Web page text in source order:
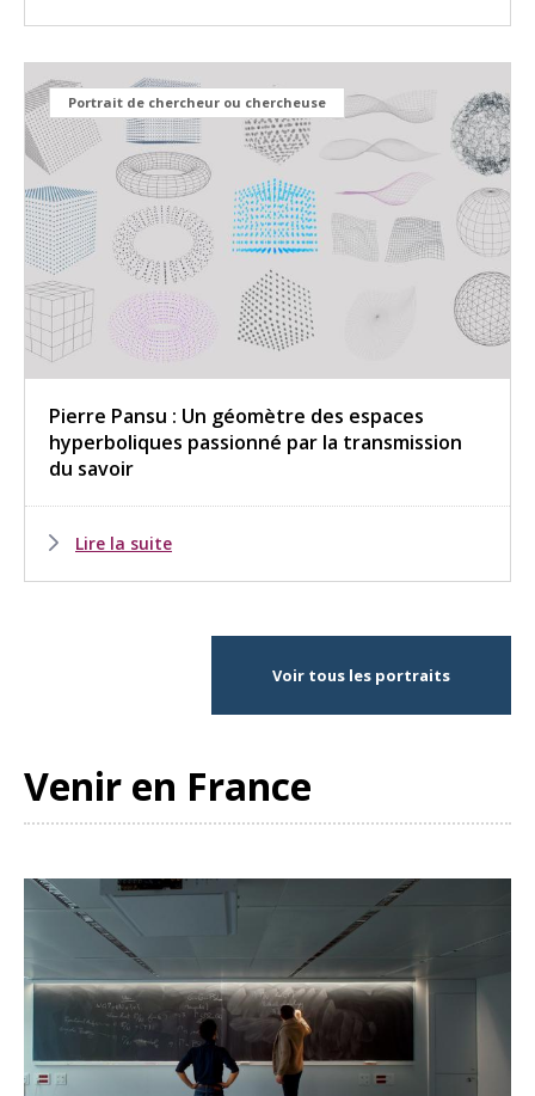
Portrait de chercheur ou chercheuse
Pierre Pansu : Un géomètre des espaces
hyperboliques passionné par la transmission
du savoir
Lire la suite
Voir tous les portraits
Venir en France